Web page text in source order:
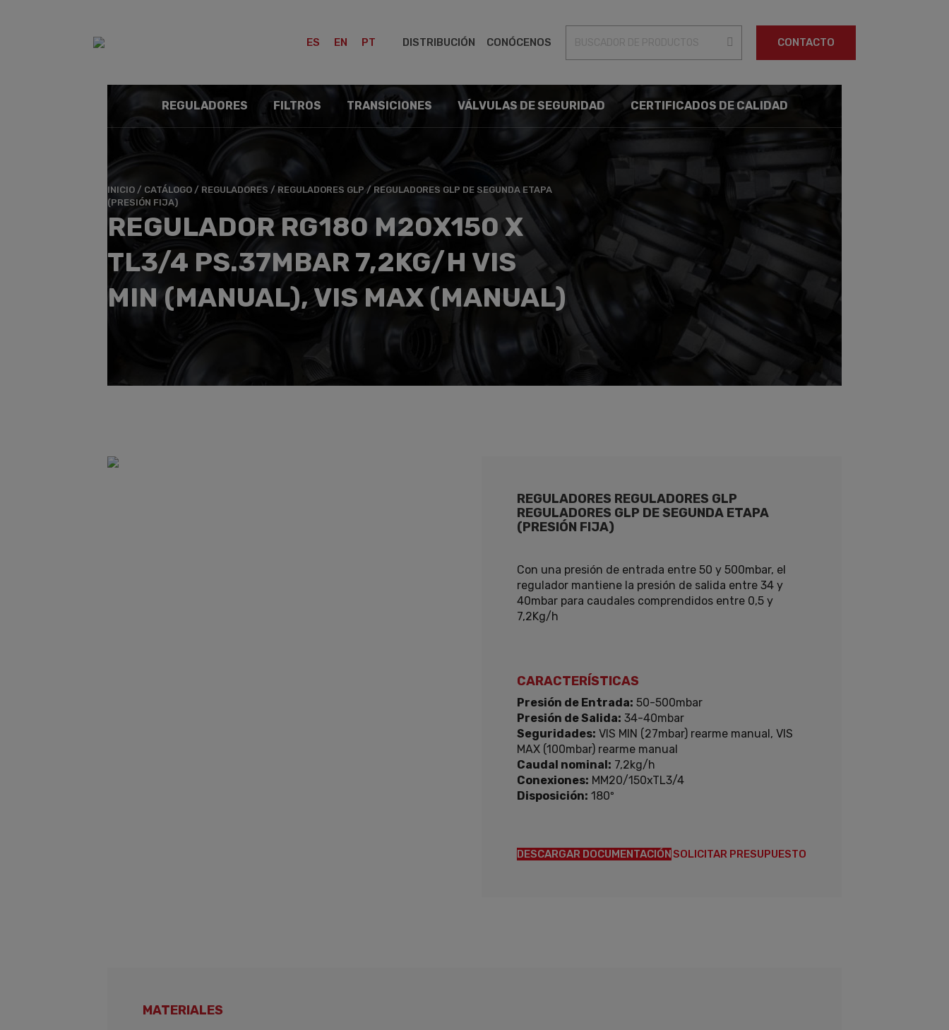
ES EN PT DISTRIBUCIÓN CONÓCENOS CONTACTO
REGULADORES FILTROS TRANSICIONES VÁLVULAS DE SEGURIDAD CERTIFICADOS DE CALIDAD
INICIO / CATÁLOGO / REGULADORES / REGULADORES GLP / REGULADORES GLP DE SEGUNDA ETAPA
(PRESIÓN FIJA)
REGULADOR RG180 M20X150 X
TL3/4 PS.37MBAR 7,2KG/H VIS
MIN (MANUAL), VIS MAX (MANUAL)
REGULADORES REGULADORES GLP
REGULADORES GLP DE SEGUNDA ETAPA
(PRESIÓN FIJA)
Con una presión de entrada entre 50 y 500mbar, el
regulador mantiene la presión de salida entre 34 y
40mbar para caudales comprendidos entre 0,5 y
7,2Kg/h
CARACTERÍSTICAS
Presión de Entrada: 50-500mbar
Presión de Salida: 34-40mbar
Seguridades: VIS MIN (27mbar) rearme manual, VIS
MAX (100mbar) rearme manual
Caudal nominal: 7,2kg/h
Conexiones: MM20/150xTL3/4
Disposición: 180º
DESCARGAR DOCUMENTACIÓNSOLICITAR PRESUPUESTO
MATERIALES